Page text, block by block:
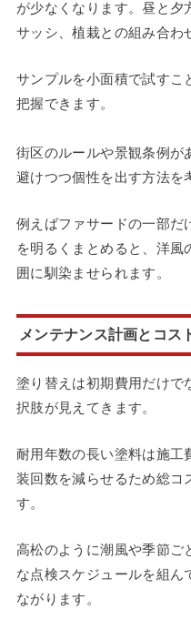
が少なくなります。昼と夕
サッシ、植栽との組み合わ
サンプルを小面積で試すこ
把握できます。
街区のルールや景観条例が
避けつつ個性を出す方法を
例えばファサードの一部だ
を明るくまとめると、洋風
囲に馴染ませられます。
メンテナンス計画とコス
塗り替えは初期費用だけで
択肢が見えてきます。
耐用年数の長い塗料は施工
装回数を減らせるため総コ
す。
高松のように潮風や季節ご
な点検スケジュールを組ん
ながります。